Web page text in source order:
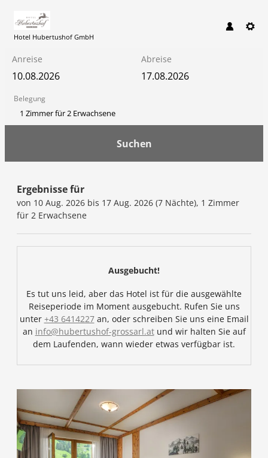
Anreise Abreise
Belegung
1 Zimmerfür2 Erwachsene
Suchen
Hotel Hubertushof GmbH
Ergebnisse für
von 10 Aug. 2026 bis 17 Aug. 2026 (7 Nächte), 1 Zimmer
für 2 Erwachsene
Ausgebucht!
Es tut uns leid, aber das Hotel ist für die ausgewählte
Reiseperiode im Moment ausgebucht. Rufen Sie uns
unter +43 6414227an, oder schreiben Sie uns eine Email
an info@hubertushof-grossarl.atund wir halten Sie auf
dem Laufenden, wann wieder etwas verfügbar ist.